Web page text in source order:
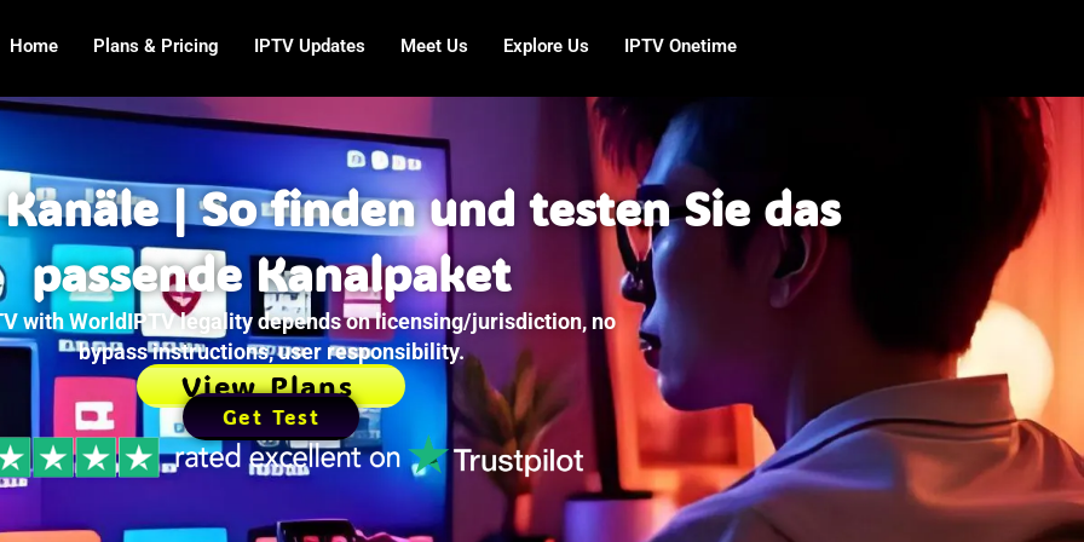
Home Plans & Pricing IPTV Updates Meet Us Explore Us IPTV Onetime
| So finden und testen Sie das
passende Kanalpaket
with WorldIPTV legality depends on licensing/jurisdiction, no
bypass instructions, user responsibility.
View Plans
Get Test